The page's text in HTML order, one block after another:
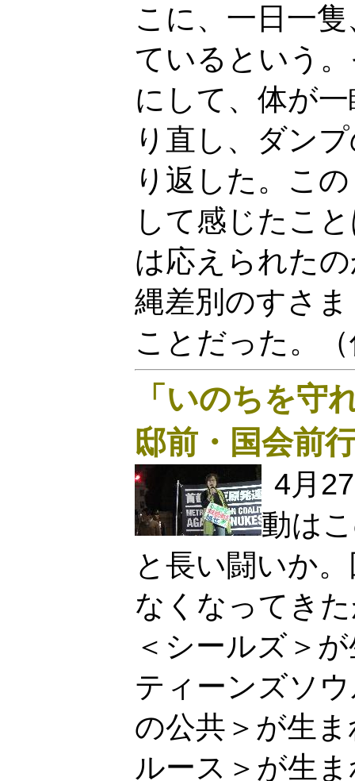
こに、一日一
ているという
にして、体が
り直し、ダン
り返した。こ
して感じたこ
は応えられた
縄差別のすさ
ことだった。
「いのちを守
邸前・国会前
4月
動は
と長い闘いか
なくなってき
＜シールズ＞
ティーンズソ
の公共＞が生
ルース＞が生